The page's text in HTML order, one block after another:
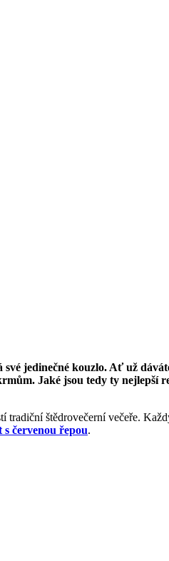
jedinečné kouzlo. Ať už
Jaké jsou tedy ty nejlepší
tradiční štědrovečerní večeře.
červenou řepou.